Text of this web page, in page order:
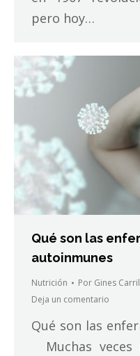
pero hoy…
Qué son las
autoinmunes
Nutrición Por Gines
Deja un comentario
Qué son las
Muchas veces